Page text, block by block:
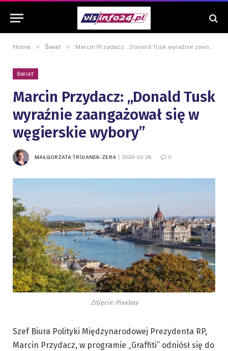
Home » Świat » Marcin Przydacz: „Donald Tusk wyraźnie zaangażował się w węgierskie wybory”
ŚWIAT
Marcin Przydacz: „Donald Tusk
wyraźnie zaangażował się w
węgierskie wybory”
MAŁGORZATA TROJANEK-ZERA 2026-03-26 0
Zdjęcie: Pixabay
Szef Biura Polityki Międzynarodowej Prezydenta RP,
Marcin Przydacz, w programie „Graffiti” odniósł się do